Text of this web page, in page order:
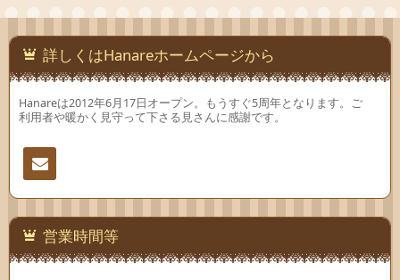
詳しくはHanareホームページから
Hanareは2012年6月17日オープン。もうすぐ5周年となります。ご
利用者や暖かく見守って下さる見さんに感謝です。
連絡
先 営業時間等